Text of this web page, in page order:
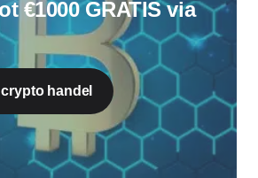
€1000 GRATIS via
handel